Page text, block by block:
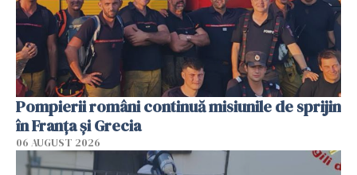
Pompierii români continuă misiunile de sprijin
în Franţa şi Grecia
06 AUGUST 2026